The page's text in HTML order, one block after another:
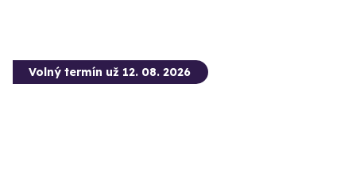
Volný termín už 12. 08. 2026